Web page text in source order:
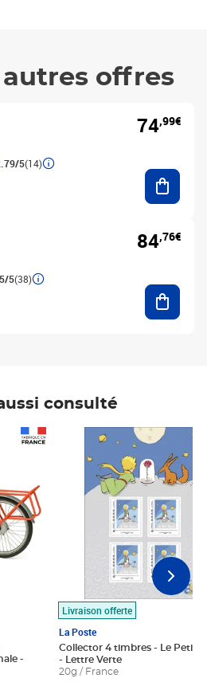
autres offres
5(14)
74,99€
5(38)
84,76€
consulté
Livraison offerte
La Poste
Collector 4 timbres - Le Petit
- Lettre Verte
20g / France
Prix 7,50€